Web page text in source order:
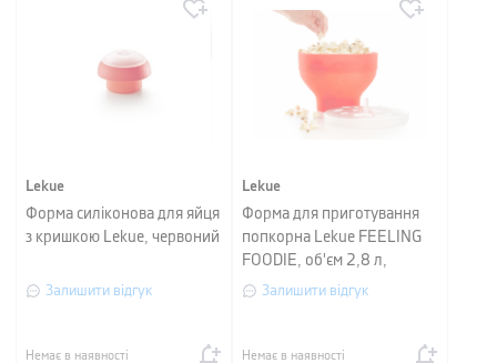
Lekue
Форма силіконова для яйця
з кришкою Lekue, червоний
Залишити відгук
Немає в наявності
Lekue
Форма для приготування
попкорна Lekue FEELING
FOODIE, об'єм 2,8 л,
червоний
Залишити відгук
Немає в наявності